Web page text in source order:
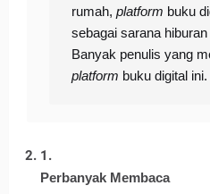
rumah, platform buku
sebagai sarana
platform buku digital ini.
Perbanyak Membaca